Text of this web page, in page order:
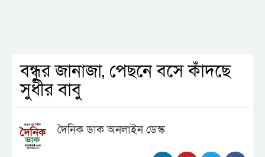
বন্ধুর জানাজা, পেছনে বসে কাঁদছে
সুধীর বাবু
দৈনিক ডাক অনলাইন ডেস্ক